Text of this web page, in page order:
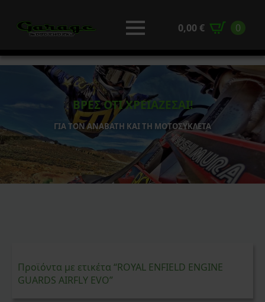
0,00 € 0
ΒΡΕΣ ΟΤΙ ΧΡΕΙΑΖΕΣΑΙ!
ΓΙΑ ΤΟΝ ΑΝΑΒΑΤΗ ΚΑΙ ΤΗ ΜΟΤΟΣΥΚΛΕΤΑ
Προϊόντα με ετικέτα “ROYAL ENFIELD ENGINE
GUARDS AIRFLY EVO”